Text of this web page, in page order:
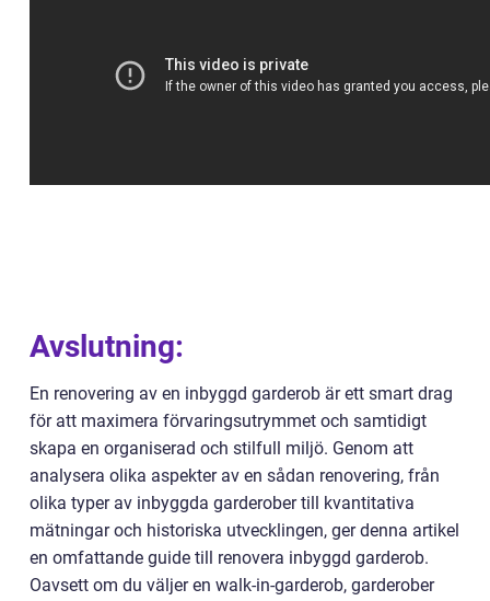
Avslutning:
En renovering av en inbyggd garderob är ett smart drag
för att maximera förvaringsutrymmet och samtidigt
skapa en organiserad och stilfull miljö. Genom att
analysera olika aspekter av en sådan renovering, från
olika typer av inbyggda garderober till kvantitativa
mätningar och historiska utvecklingen, ger denna artikel
en omfattande guide till renovera inbyggd garderob.
Oavsett om du väljer en walk-in-garderob, garderober